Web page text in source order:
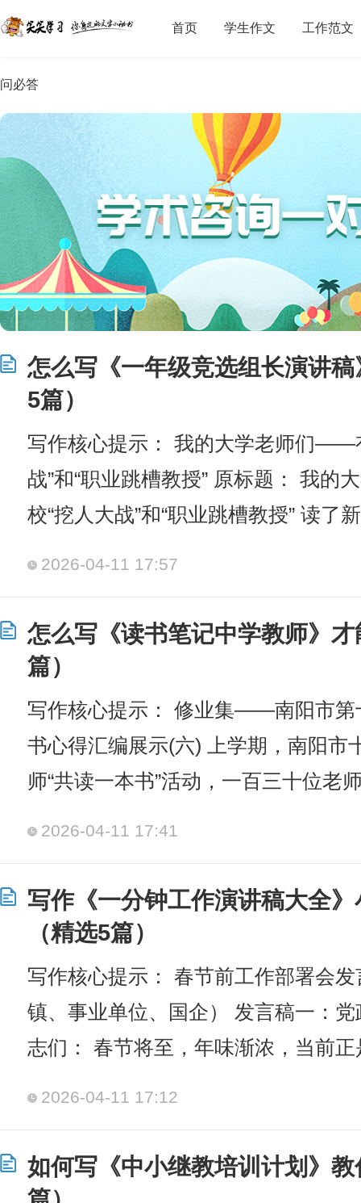
首页 学生作文 工作范文
问必答
怎么写《一年级竞选组长演讲
5篇）
写作核心提示： 我的大学老师们——
战”和“职业跳槽教授” 原标题： 我
校“挖人大战”和“职业跳槽教授” 读了
2026-04-11 17:57
怎么写《读书笔记中学教师》
篇）
写作核心提示： 修业集——南阳市第
书心得汇编展示(六) 上学期，南阳市
师“共读一本书”活动，一百三十位老
2026-04-11 17:41
写作《一分钟工作演讲稿大全
（精选5篇）
写作核心提示： 春节前工作部署会
镇、事业单位、国企） 发言稿一：
志们： 春节将至，年味渐浓，当前
2026-04-11 17:12
如何写《中小继教培训计划》